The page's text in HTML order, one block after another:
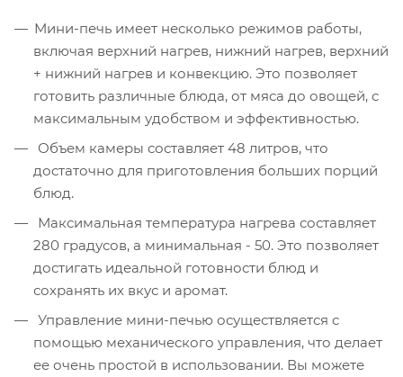
Мини-печь имеет несколько режимов работы,
включая верхний нагрев, нижний нагрев, верхний
+ нижний нагрев и конвекцию. Это позволяет
готовить различные блюда, от мяса до овощей, с
максимальным удобством и эффективностью.
Объем камеры составляет 48 литров, что
достаточно для приготовления больших порций
блюд.
Максимальная температура нагрева составляет
280 градусов, а минимальная - 50. Это позволяет
достигать идеальной готовности блюд и
сохранять их вкус и аромат.
Управление мини-печью осуществляется с
помощью механического управления, что делает
ее очень простой в использовании. Вы можете